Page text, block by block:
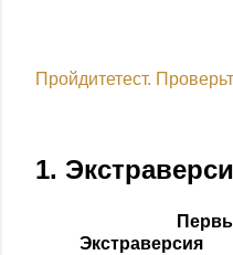
Пройдитетест.
1.
Экстраверсия